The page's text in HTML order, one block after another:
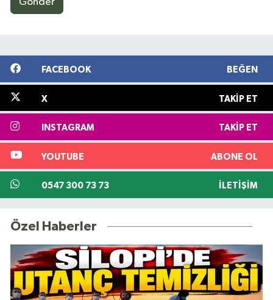
Gönder
FACEBOOK BEĞEN
X TAKIP ET
INSTAGRAM TAKIP ET
YOUTUBE ABONE OL
0547 300 73 73 İLETIŞIM
Özel Haberler